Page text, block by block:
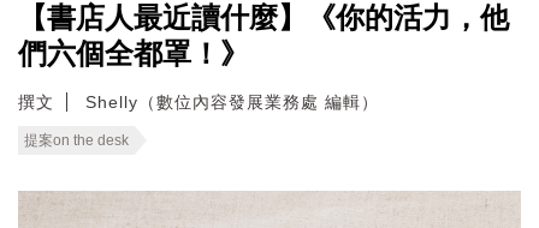
【書店人最近讀什麼】《你的活力，他
們六個全都罩！》
撰文 Shelly（數位內容發展業務處 編輯）
提案on the desk